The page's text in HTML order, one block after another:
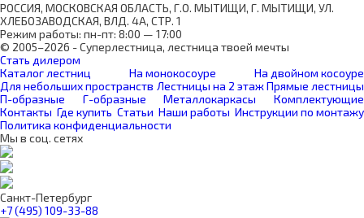
РОССИЯ, МОСКОВСКАЯ ОБЛАСТЬ, Г.О. МЫТИЩИ, Г. МЫТИЩИ, УЛ.
ХЛЕБОЗАВОДСКАЯ, ВЛД. 4А, СТР. 1
Режим работы: пн-пт: 8:00 — 17:00
© 2005–2026 - Суперлестница, лестница твоей мечты
Стать дилером
Каталог лестниц
На монокосоуре
На двойном косоуре
Для небольших пространств Лестницы на 2 этаж Прямые лестницы
П-образные
Г-образные Металлокаркасы
Комплектующие
Контакты Где купить Статьи Наши работы Инструкции по монтажу
Политика конфиденциальности
Мы в соц. сетях
Санкт-Петербург
+7 (495) 109-33-88